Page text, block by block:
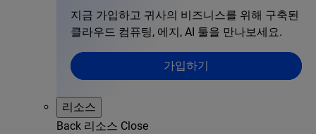
지금 가입하고 귀사의 비즈니스를 위해 구축된
클라우드 컴퓨팅, 에지, AI 툴을 만나보세요.
가입하기
리소스
Back 리소스 Close